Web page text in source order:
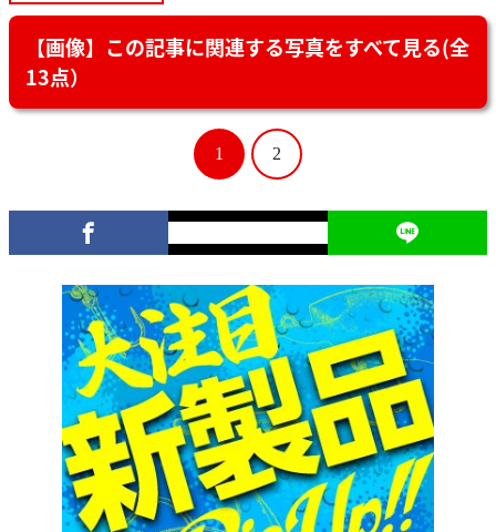
【画像】この記事に関連する写真をすべて見る(全
13点）
1 2